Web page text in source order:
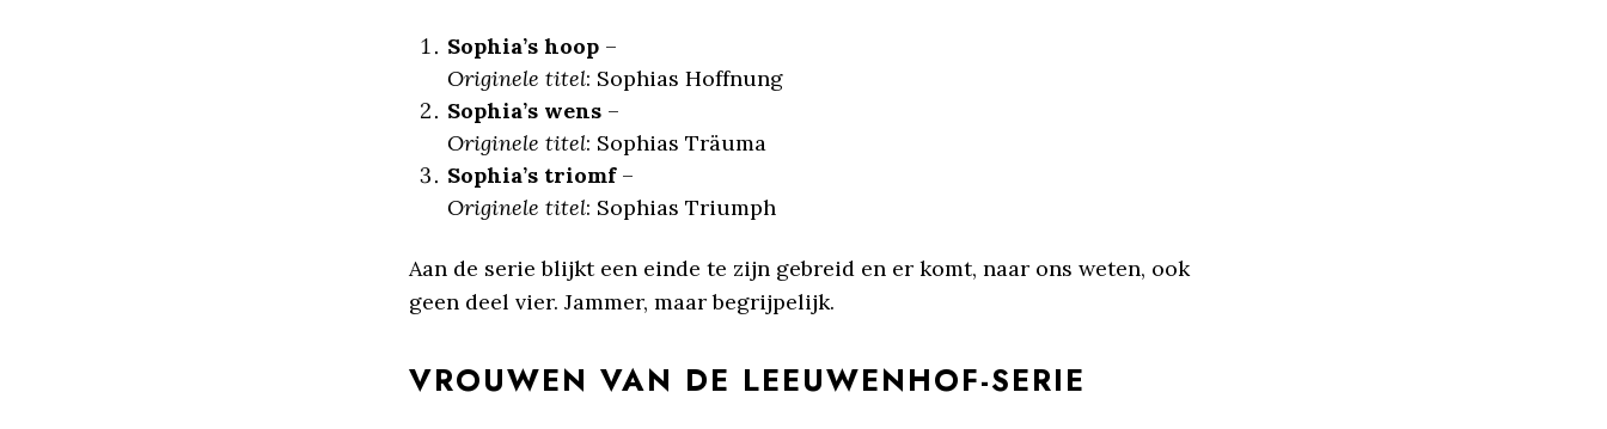
Sophia’s hoop–
Originele titel: Sophias Hoffnung
Sophia’s wens–
Originele titel: Sophias Träuma
Sophia’s triomf–
Originele titel: Sophias Triumph
Aan de serie blijkt een einde te zijn gebreid en er komt, naar ons weten, ook
geen deel vier. Jammer, maar begrijpelijk.
VROUWEN VAN DE LEEUWENHOF-SERIE